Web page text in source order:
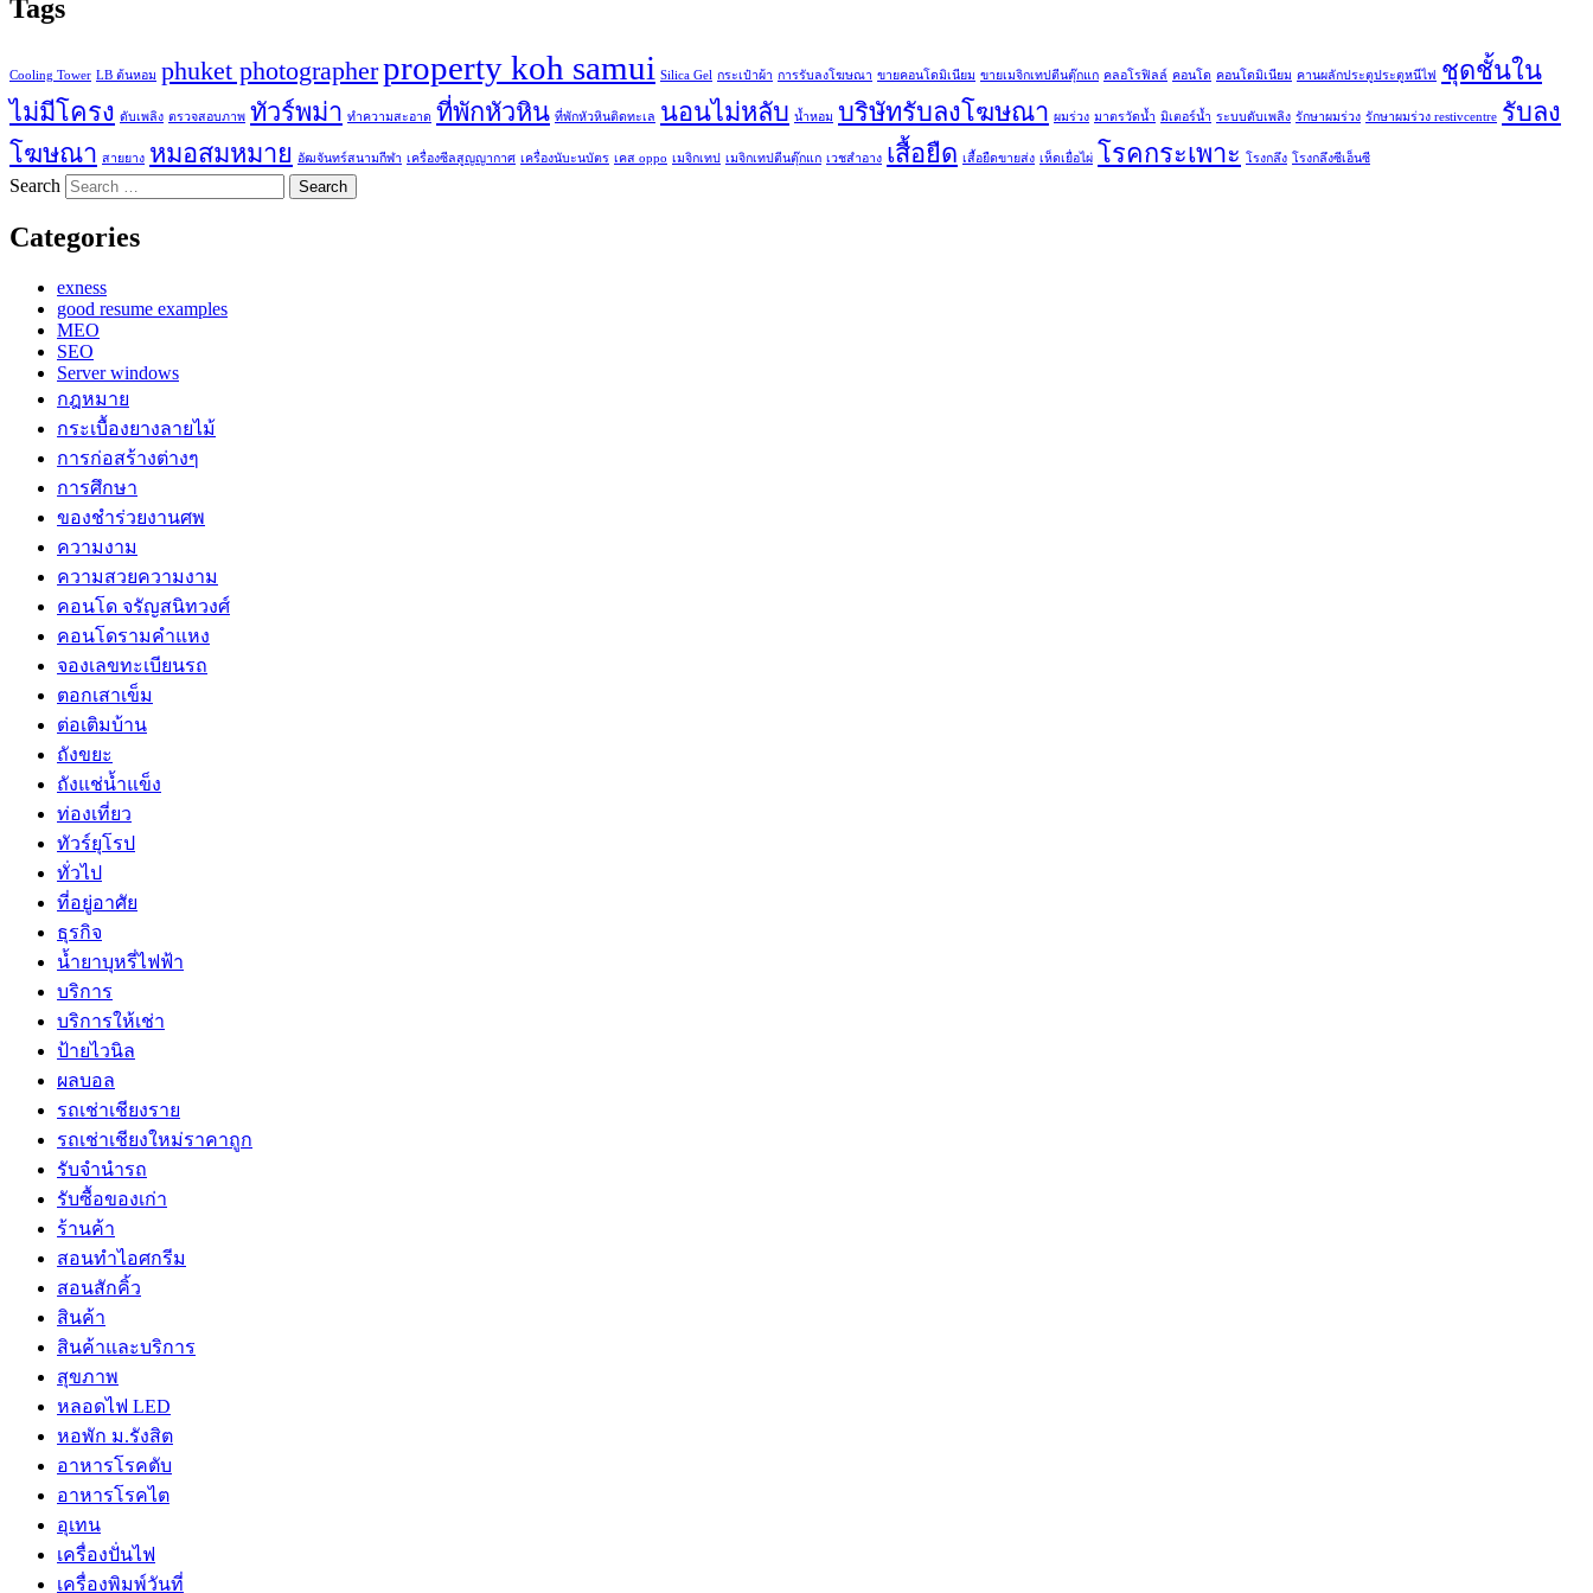
Tags
Cooling Tower LB ต้นหอม phuket photographerproperty koh samui Silica Gel กระเป๋าผ้า การรับลงโฆษณา ขายคอนโดมิเนียม ขายเมจิกเทปตีนตุ๊กแก คลอโรฟิลล์ คอนโด คอนโดมิเนียม คานผลักประตูประตูหนีไฟ
ชุดชั้นใน
ไม่มีโครง ดับเพลิง ตรวจสอบภาพ ทัวร์พม่า ทำความสะอาด ที่พักหัวหิน ที่พักหัวหินติดทะเล นอนไม่หลับ น้ำหอม บริษัทรับลงโฆษณา ผมร่วง มาตรวัดน้ำ มิเตอร์น้ำ ระบบดับเพลิง รักษาผมร่วง รักษาผมร่วง restivcentre รับลง
โฆษณา สายยาง หมอสมหมาย อัฒจันทร์สนามกีฬา เครื่องซีลสูญญากาศ เครื่องนับะนบัตร เคส oppo เมจิกเทป เมจิกเทปตีนตุ๊กแก เวชสำอาง เสื้อยืด เสื้อยืดขายส่ง เห็ดเยื่อไผ่ โรคกระเพาะ โรงกลึง โรงกลึงซีเอ็นซี
Search
Categories
exness
good resume examples
MEO
SEO
Server windows
กฎหมาย
กระเบื้องยางลายไม้
การก่อสร้างต่างๆ
การศึกษา
ของชำร่วยงานศพ
ความงาม
ความสวยความงาม
คอนโด จรัญสนิทวงศ์
คอนโดรามคำแหง
จองเลขทะเบียนรถ
ตอกเสาเข็ม
ต่อเติมบ้าน
ถังขยะ
ถังแช่น้ำแข็ง
ท่องเที่ยว
ทัวร์ยุโรป
ทั่วไป
ที่อยู่อาศัย
ธุรกิจ
น้ำยาบุหรี่ไฟฟ้า
บริการ
บริการให้เช่า
ป้ายไวนิล
ผลบอล
รถเช่าเชียงราย
รถเช่าเชียงใหม่ราคาถูก
รับจำนำรถ
รับซื้อของเก่า
ร้านค้า
สอนทำไอศกรีม
สอนสักคิ้ว
สินค้า
สินค้าและบริการ
สุขภาพ
หลอดไฟ LED
หอพัก ม.รังสิต
อาหารโรคตับ
อาหารโรคไต
อุเทน
เครื่องปั่นไฟ
เครื่องพิมพ์วันที่